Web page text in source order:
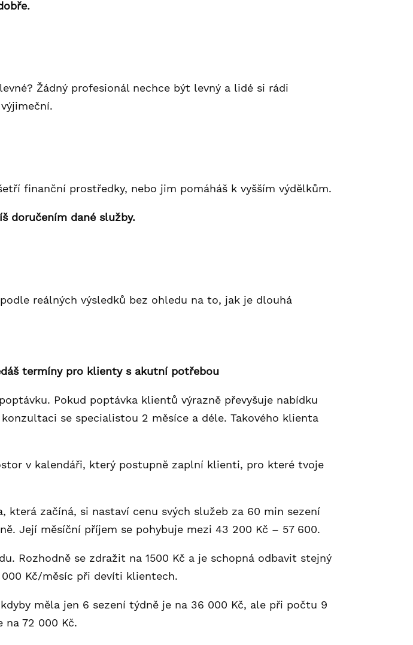
Žádný profesionál nechce být levný a lidé si rádi
finanční prostředky, nebo jim pomáháš k vyšším výdělkům.
doručením dané služby.
reálných výsledků bez ohledu na to, jak je dlouhá
termíny pro klienty s akutní potřebou
Pokud poptávka klientů výrazně převyšuje nabídku
se specialistou 2 měsíce a déle. Takového klienta
v kalendáři, který postupně zaplní klienti, pro které tvoje
která začíná, si nastaví cenu svých služeb za 60 min sezení
Její měsíční příjem se pohybuje mezi 43 200 Kč – 57 600.
Rozhodně se zdražit na 1500 Kč a je schopná odbavit stejný
Kč/měsíc při devíti klientech.
měla jen 6 sezení týdně je na 36 000 Kč, ale při počtu 9
72 000 Kč.